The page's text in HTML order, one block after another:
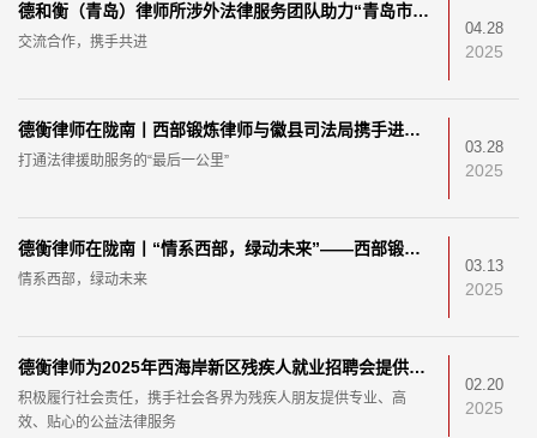
​德和衡（青岛）律师所涉外法律服务团队助力“青岛市公共法律服务志愿队”
交流合作，携手共进
04.28
2025
德衡律师在陇南丨西部锻炼律师与徽县司法局携手进山下乡，打通法律援助“最后一公里”
打通法律援助服务的“最后一公里”
03.28
2025
德衡律师在陇南丨“情系西部，绿动未来”——西部锻炼律师与徽县司法局共赴“绿色之约”
情系西部，绿动未来
03.13
2025
德衡律师为2025年西海岸新区残疾人就业招聘会提供公益法律支持
积极履行社会责任，携手社会各界为残疾人朋友提供专业、高
效、贴心的公益法律服务
02.20
2025